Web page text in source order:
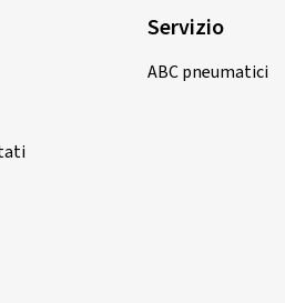
Servizio
ABC pneumatici